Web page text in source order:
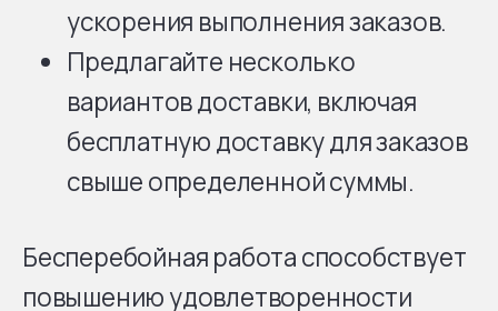
ускорения выполнения заказов.
Предлагайте несколько
вариантов доставки, включая
бесплатную доставку для заказов
свыше определенной суммы.
Бесперебойная работа способствует
повышению удовлетворенности